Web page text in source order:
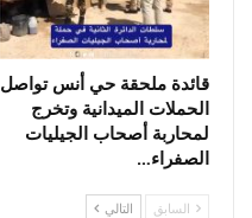
قائدة ملحقة حي أنس تواصل
الحملات الميدانية وتخرج
لمحاربة أصحاب الجيليات
الصفراء…
السابق التالي